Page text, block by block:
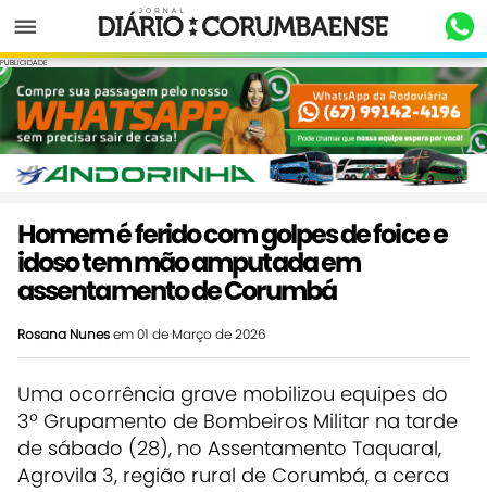
Menu
PUBLICIDADE
Homem é ferido com golpes de foice e
idoso tem mão amputada em
assentamento de Corumbá
Rosana Nunesem 01 de Março de 2026
Uma ocorrência grave mobilizou equipes do
3º Grupamento de Bombeiros Militar na tarde
de sábado (28), no Assentamento Taquaral,
Agrovila 3, região rural de Corumbá, a cerca